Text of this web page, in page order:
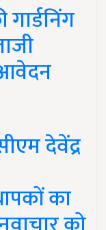
देवेंद्र
का